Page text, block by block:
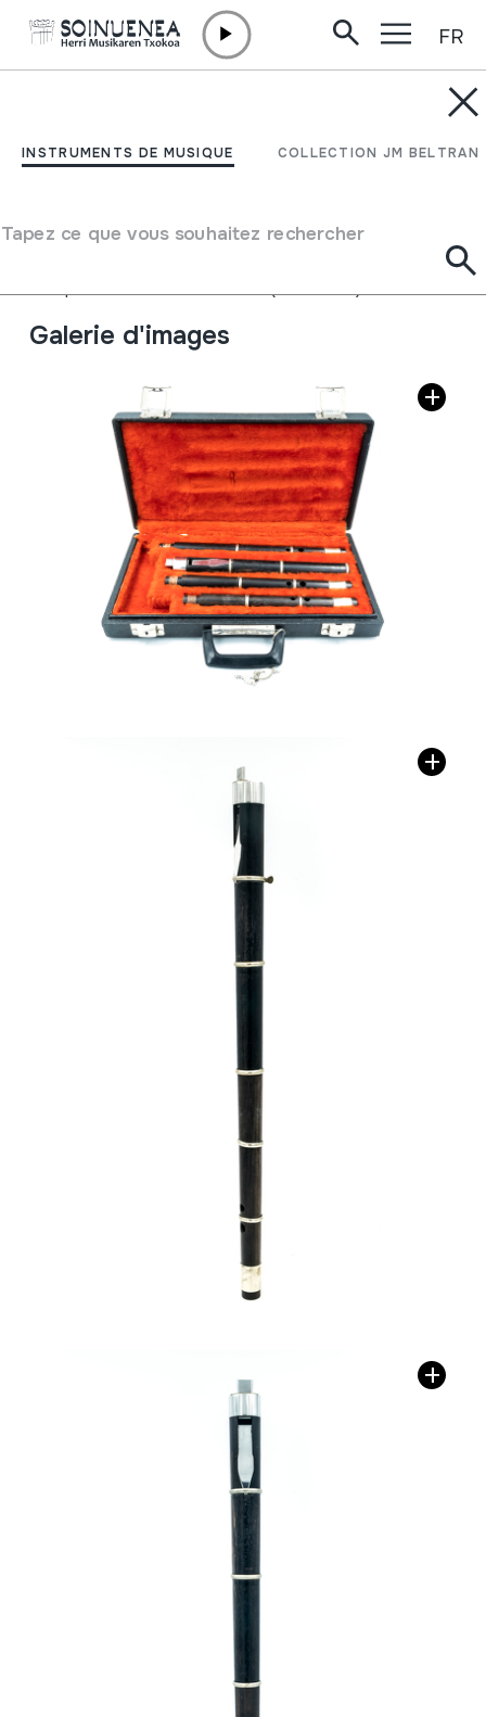
INSTRUMENTS DE MUSIQUE COLLECTION JM BELTRAN
Tapez ce que vous souhaitez rechercher
FR
SILBOTEA; TXISTU
Auteur
Gancedo, Jose
Aérophones->Flûtes->Á Bec (á une main)
Galerie d'images